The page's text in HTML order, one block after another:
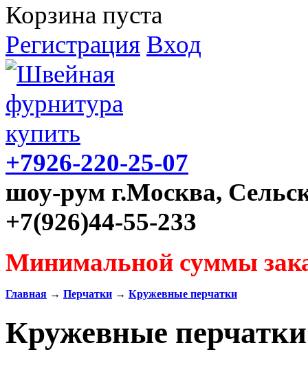
Корзина пуста
Регистрация Вход
+7926-220-25-07
шоу-рум г.Москва,
+7(926)44-55-233
Минимальной суммы
Главная → Перчатки → Кружевные перчатки
Кружевные перчатки